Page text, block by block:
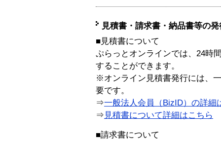
見積書・請求書・納品書等の
■見積書について
ぷらっとオンラインでは、24時
することができます。
※オンライン見積書発行には、
要です。
⇒一般法人会員（BizID）の詳細
⇒ 見積書について詳細はこちら
■請求書について